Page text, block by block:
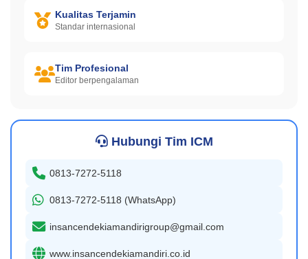
Kualitas Terjamin
Standar internasional
Tim Profesional
Editor berpengalaman
Hubungi Tim ICM
0813-7272-5118
0813-7272-5118 (WhatsApp)
insancendekiamandirigroup@gmail.com
www.insancendekiamandiri.co.id